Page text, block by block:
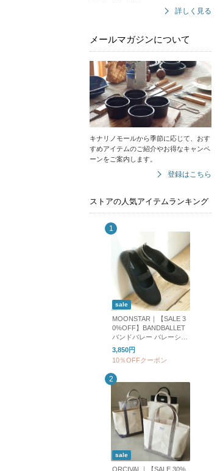
詳しく見る
メールマガジンについて
キナリノモールから季節に応じて、おす
すめアイテムのご紹介やお得なキャンペ
ーンをご案内します。
登録はこちら
ストアの人気アイテムランキング
sale
MOONSTAR｜【SALE 3
0%OFF】BANDBALLET
バンドバレー バレーシュ
ーズ フラットシューズ b
andballet
3,850円
10％OFFクーポン
sale
ORCIVAL｜【SALE 30%